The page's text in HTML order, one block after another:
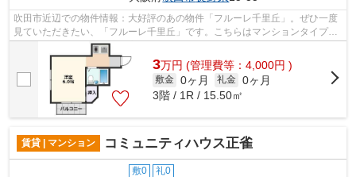
吹田市近辺での物件情報：大好評のあの物件「フルーレ千里丘」。ぜひ一度
見ていただきたい、「フルーレ千里丘」です。こちらはマンションタイプに
なります。耐火、耐震性の高い鉄筋コ...
3万円 (管理費等：4,000円 )
敷金 0ヶ月 礼金 0ヶ月
3階 / 1R / 15.50㎡
賃貸 | マンション コミュニティハウス正雀
敷0 礼0